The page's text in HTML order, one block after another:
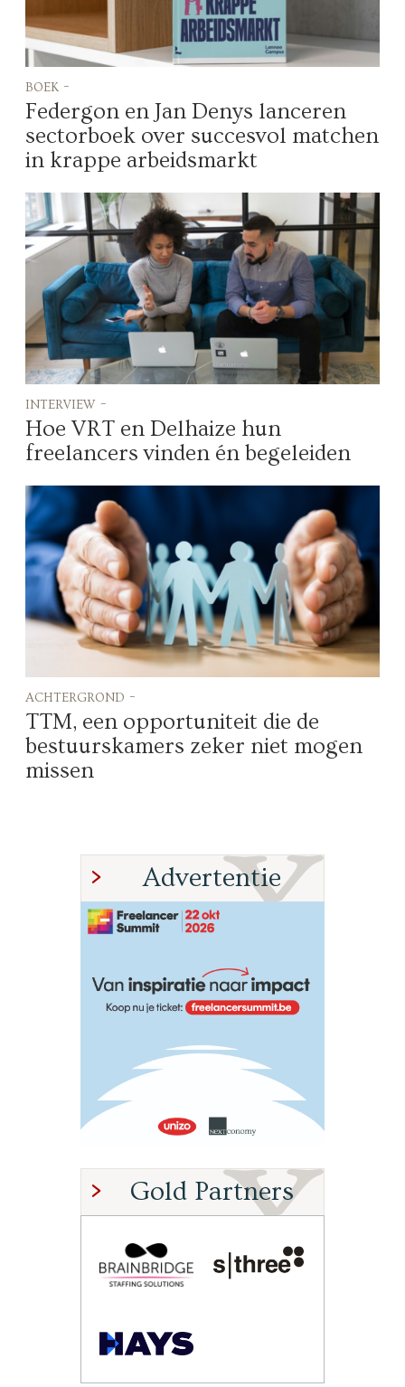
boek -
Federgon en Jan Denys lanceren
sectorboek over succesvol matchen
in krappe arbeidsmarkt
interview -
Hoe VRT en Delhaize hun
freelancers vinden én begeleiden
achtergrond -
TTM, een opportuniteit die de
bestuurskamers zeker niet mogen
missen
Advertentie
Gold Partners